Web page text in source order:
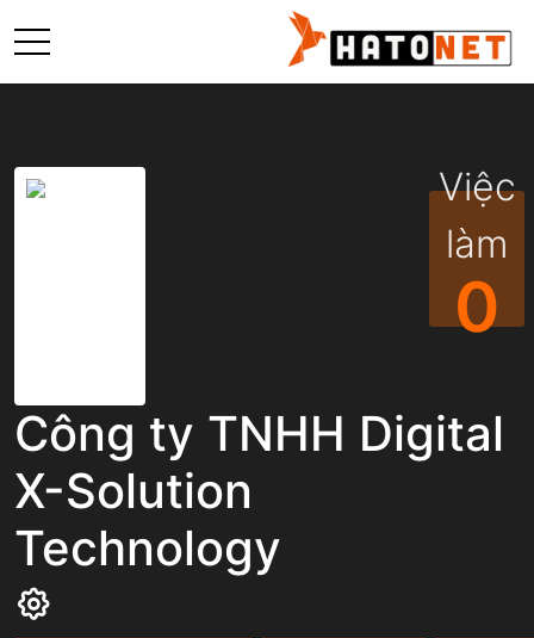
Công ty TNHH Digital
X-Solution
Technology
Việc
làm
0